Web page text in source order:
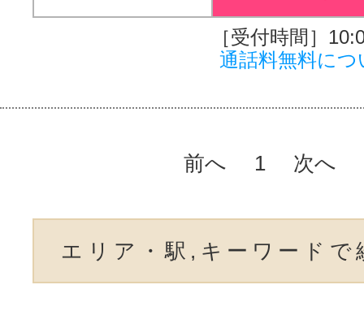
［受付時間］
通話料無料につ
前へ 1 次へ
エリア・駅,キーワードで